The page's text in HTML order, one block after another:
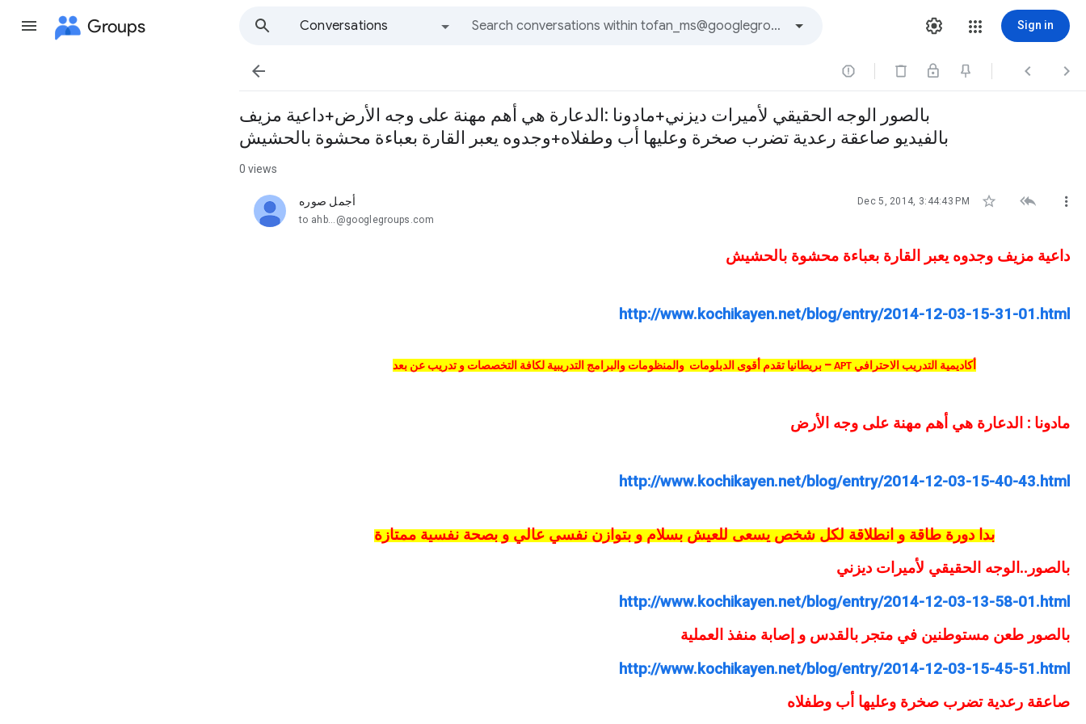
Groups
Conversations
Sign in
   
بالصور الوجه الحقيقي لأميرات ديزني+مادونا :الدعارة هي أهم مهنة على وجه الأرض+داعية مزيف
وجدوه يعبر القارة بعباءة محشوة بالحشيش‎+بالفيديو صاعقة رعدية تضرب صخرة وعليها أب وطفلاه
0 views
أجمل صوره
unread, Dec 5, 2014, 3:44:43 PM   
to ahb...@googlegroups.com
داعية مزيف وجدوه يعبر القارة بعباءة محشوة بالحشيش
http://www.kochikayen.net/blog/entry/2014-12-03-15-31-01.html
أكاديمية التدريب الاحترافي APT – بريطانيا تقدم أقوى الدبلومات والمنظومات والبرامج التدريبية لكافة التخصصات و تدريب عن بعد
مادونا : الدعارة هي أهم مهنة على وجه الأرض
http://www.kochikayen.net/blog/entry/2014-12-03-15-40-43.html
بدا دورة طاقة و انطلاقة لكل شخص يسعى للعيش بسلام و بتوازن نفسي عالي و بصحة نفسية ممتازة
بالصور..الوجه الحقيقي لأميرات ديزني
http://www.kochikayen.net/blog/entry/2014-12-03-13-58-01.html
بالصور طعن مستوطنين في متجر بالقدس و إصابة منفذ العملية
http://www.kochikayen.net/blog/entry/2014-12-03-15-45-51.html
صاعقة رعدية تضرب صخرة وعليها أب وطفلاه